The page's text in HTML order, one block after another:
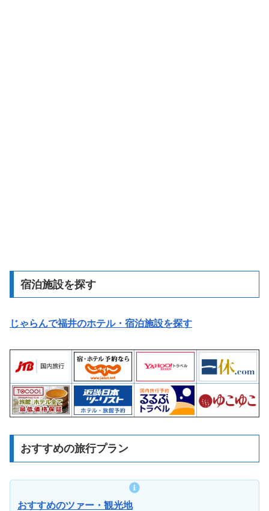
宿泊施設を探す
じゃらんで福井のホテル・宿泊施設を探す
おすすめの旅行プラン
おすすめのツァー・観光地